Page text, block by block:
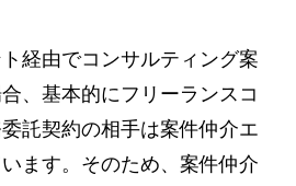
経由でコンサルティング案
、基本的にフリーランスコ
託契約の相手は案件仲介エ
ます。そのため、案件仲介